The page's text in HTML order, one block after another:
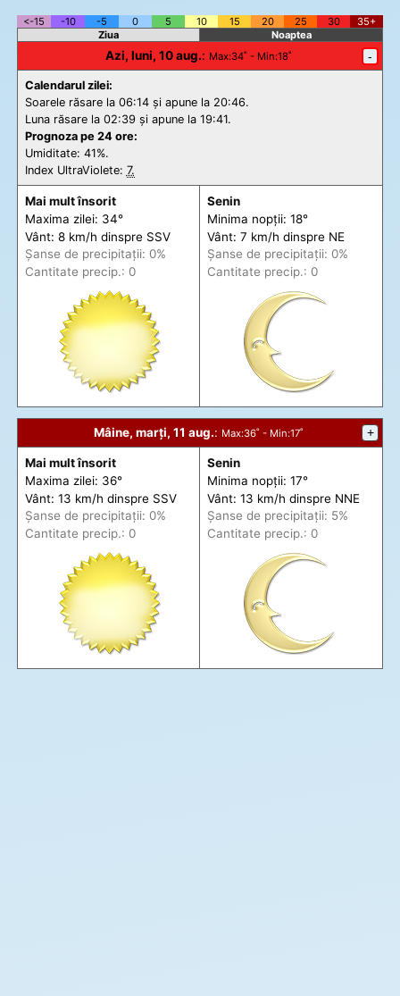
<-15 -10 -5 0 5 10 15 20 25 30
35+
Ziua
Noaptea
Azi, luni, 10 aug.: Max:34˚ - Min:18˚ -
Calendarul zilei:
Soarele răsare la 06:14 și apune la 20:46.
Luna răsare la 02:39 și apune la 19:41.
Prognoza pe 24 ore:
Umiditate: 41%.
Index UltraViolete: 7.
Mai mult însorit
Maxima zilei: 34°
Vânt: 8 km/h dinspre SSV
Șanse de precipitații: 0%
Cantitate precip.: 0
Senin
Minima nopții: 18°
Vânt: 7 km/h dinspre NE
Șanse de precipitații: 0%
Cantitate precip.: 0
Mâine, marți, 11 aug.: Max:36˚ - Min:17˚ +
Mai mult însorit
Maxima zilei: 36°
Vânt: 13 km/h dinspre SSV
Șanse de precipitații: 0%
Cantitate precip.: 0
Senin
Minima nopții: 17°
Vânt: 13 km/h dinspre NNE
Șanse de precipitații: 5%
Cantitate precip.: 0